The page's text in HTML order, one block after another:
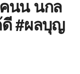
นน นกล
#ผลบุญ